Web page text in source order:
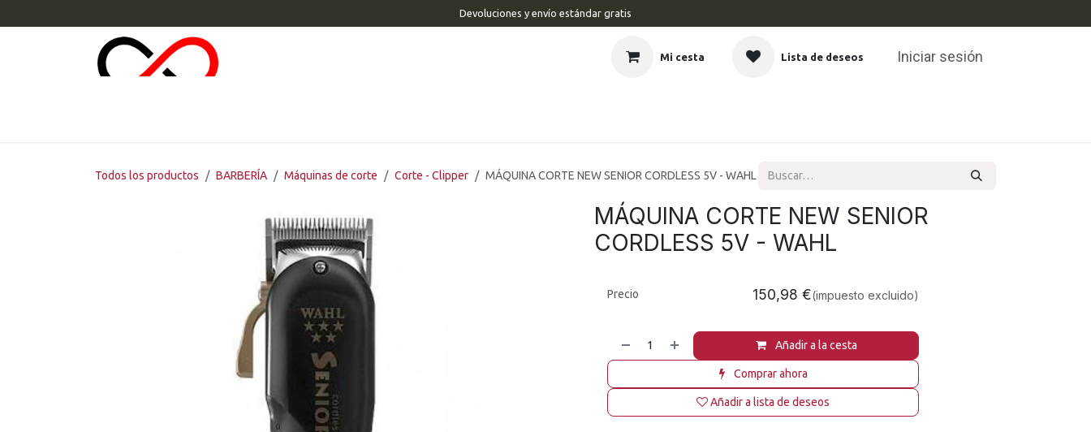
Devoluciones y envío estándar gratis
Mi cesta Lista de deseos Iniciar sesión
Todos los productos BARBERÍA Máquinas de corte Corte - Clipper MÁQUINA CORTE NEW SENIOR CORDLESS 5V - WAHL
MÁQUINA CORTE NEW SENIOR
CORDLESS 5V - WAHL
Añadir a la cesta
Comprar ahora
Añadir a lista de deseos
Precio 150,98 €(impuesto excluido)